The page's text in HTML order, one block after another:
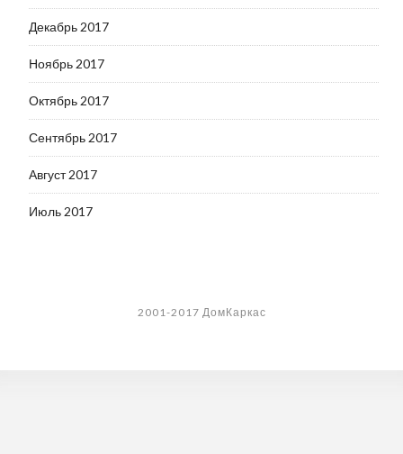
Декабрь 2017
Ноябрь 2017
Октябрь 2017
Сентябрь 2017
Август 2017
Июль 2017
2001-2017 ДомКаркас